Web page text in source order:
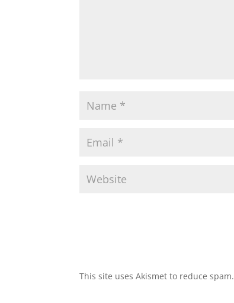
This site uses Akismet to reduce spam.